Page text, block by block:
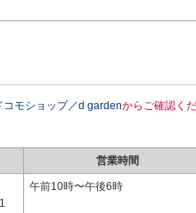
コモショップ／d gardenからご確認くだ
営業時間
午前10時〜午後6時